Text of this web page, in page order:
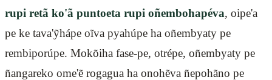
rupi retã ko'ã puntoeta rupi oñembohapéva, oipe'a
pe ke tava'ỹhápe oĩva pyahúpe ha oñembyaty pe
rembiporúpe. Mokõiha fase-pe, otrépe, oñembyaty pe
ñangareko ome'ẽ rogagua ha onohẽva ñepohãno pe